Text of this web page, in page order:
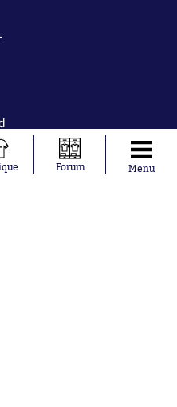
Forum Menu